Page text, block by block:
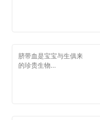
脐带血是宝宝与生俱来
的珍贵生物...